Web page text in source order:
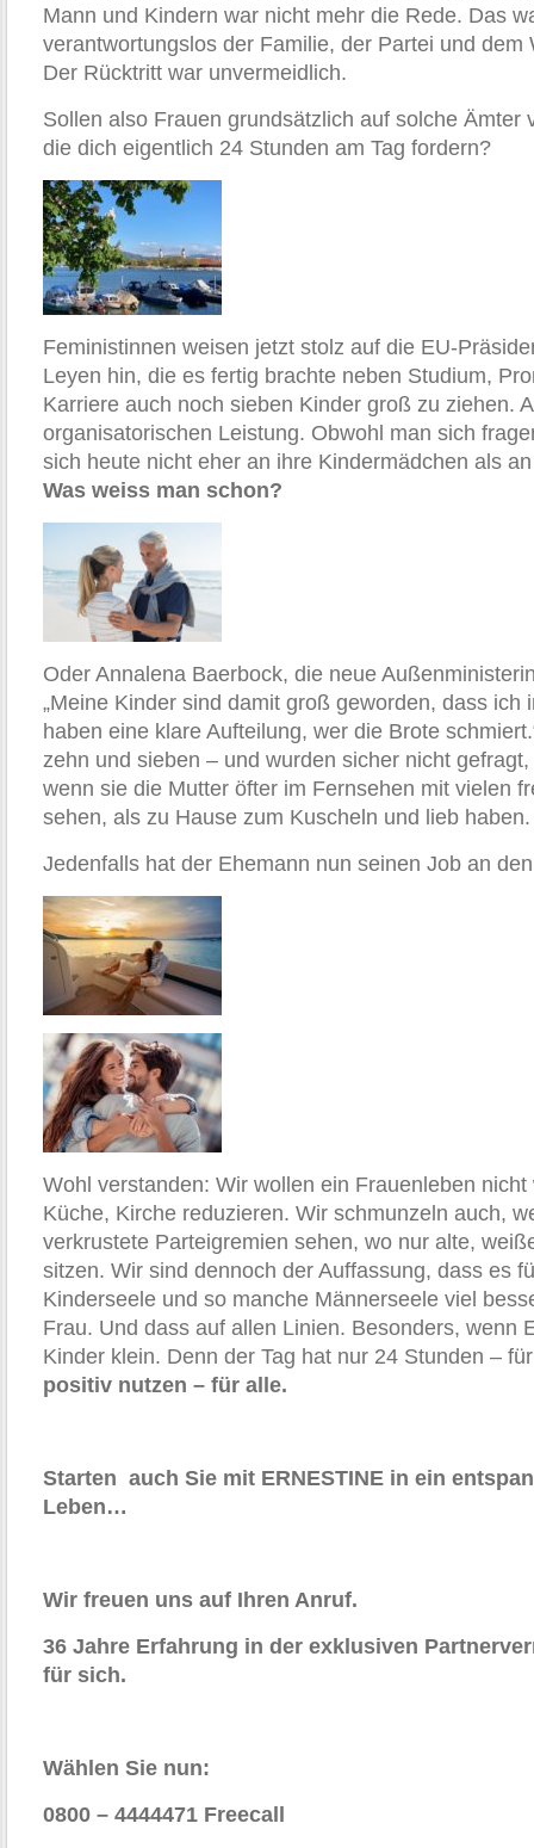
Mann und Kindern war nicht mehr die Rede. Das
verantwortungslos der Familie, der Partei und dem
Der Rücktritt war unvermeidlich.
Sollen also Frauen grundsätzlich auf solche Ämter
die dich eigentlich 24 Stunden am Tag fordern?
Feministinnen weisen jetzt stolz auf die EU-
Leyen hin, die es fertig brachte neben Studium,
Karriere auch noch sieben Kinder groß zu ziehen.
organisatorischen Leistung. Obwohl man sich
sich heute nicht eher an ihre Kindermädchen als
Was weiss man schon?
Oder Annalena Baerbock, die neue
„Meine Kinder sind damit groß geworden, dass ich
haben eine klare Aufteilung, wer die Brote
zehn und sieben – und wurden sicher nicht
wenn sie die Mutter öfter im Fernsehen mit vielen
sehen, als zu Hause zum Kuscheln und lieb haben.
Jedenfalls hat der Ehemann nun seinen Job an den
Wohl verstanden: Wir wollen ein Frauenleben
Küche, Kirche reduzieren. Wir schmunzeln auch,
verkrustete Parteigremien sehen, wo nur alte,
sitzen. Wir sind dennoch der Auffassung, dass es
Kinderseele und so manche Männerseele viel
Frau. Und dass auf allen Linien. Besonders, wenn
Kinder klein. Denn der Tag hat nur 24 Stunden –
positiv nutzen – für alle.
Starten auch Sie mit ERNESTINE in ein
Leben…
Wir freuen uns auf Ihren Anruf.
36 Jahre Erfahrung in der exklusiven
für sich.
Wählen Sie nun:
0800 – 4444471 Freecall